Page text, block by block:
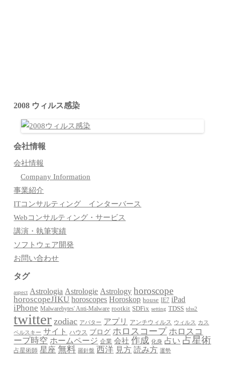
2008 ウィルス感染
会社情報
会社情報
Company Information
事業紹介
ITコンサルティング インターバース
Webコンサルティング・サービス
講演・執筆実績
ソフトウェア開発
お問い合わせ
タグ
aspect Astrologia Astrologie Astrology horoscope
horoscopeJIKU horoscopes Horoskop house IE7 iPad
iPhone Malwarebytes' Anti-Malware rootkit SDFix setting TDSS tdss2
twitter zodiac アバター アプリ アンチウィルス ウィルス カス
ペルスキー サイト ハウス ブログ ホロスコープ ホロスコ
ープ時空 ホームページ 企業 会社 作成 化身 占い 占星術
占星術師 星座 無料 羅針盤 西洋 見方 読み方 運勢